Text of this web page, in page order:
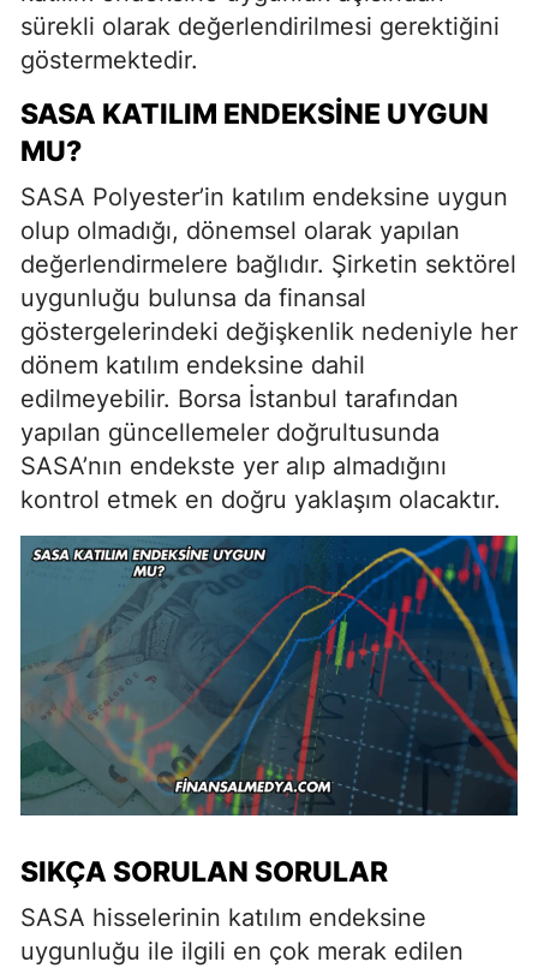
sürekli olarak değerlendirilmesi gerektiğini
göstermektedir.
SASA KATILIM ENDEKSINE UYGUN
MU?
SASA Polyester’in katılım endeksine uygun
olup olmadığı, dönemsel olarak yapılan
değerlendirmelere bağlıdır. Şirketin sektörel
uygunluğu bulunsa da finansal
göstergelerindeki değişkenlik nedeniyle her
dönem katılım endeksine dahil
edilmeyebilir. Borsa İstanbul tarafından
yapılan güncellemeler doğrultusunda
SASA’nın endekste yer alıp almadığını
kontrol etmek en doğru yaklaşım olacaktır.
SIKÇA SORULAN SORULAR
SASA hisselerinin katılım endeksine
uygunluğu ile ilgili en çok merak edilen